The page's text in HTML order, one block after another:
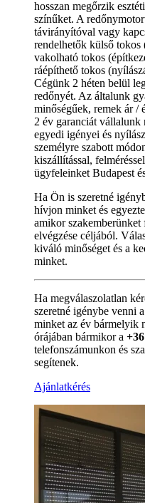
hosszan megőrzik
színűket. A
távirányítóval vagy
rendelhetők külső tokos
vakolható tokos
ráépíthető tokos
Cégünk 2 héten belül
redőnyét. Az általunk
minőségűek, remek ár /
2 év garanciát
egyedi igényei és
személyre szabott
kiszállítással,
ügyfeleinket Budapest
Ha Ön is szeretné
hívjon minket és
amikor
elvégzése céljából.
kiváló minőséget és a
minket.
Ha megválaszolatlan
szeretné igénybe venni
minket az év bármelyik
órájában bármikor a
telefonszámunkon és
segítenek.
Ajánlatkérés